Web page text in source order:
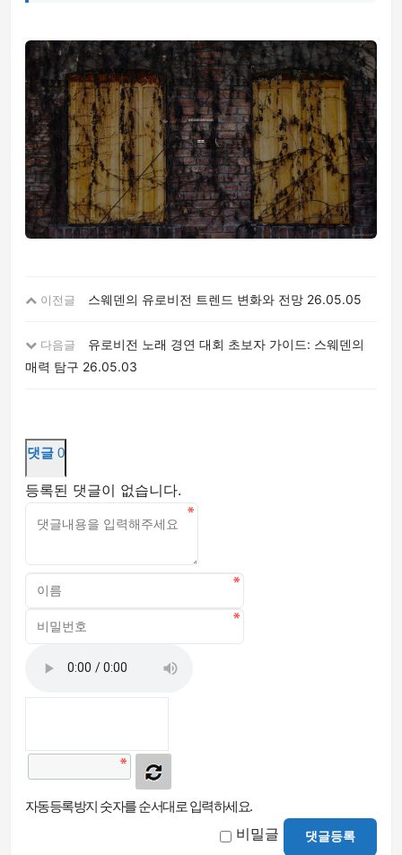
이전글 스웨덴의 유로비전 트렌드 변화와 전망 26.05.05
다음글
유로비전 노래 경연 대회 초보자 가이드: 스웨덴의
매력 탐구 26.05.03
댓글 0
등록된 댓글이 없습니다.
자동등록방지 숫자를 순서대로 입력하세요.
비밀글 댓글등록